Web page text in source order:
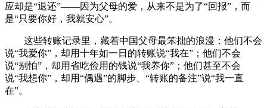
应却是“退还”——因为父母的爱，从来不是为了“回报”，而
是“只要你好，我就安心”。
这些转账记录里，藏着中国父母最笨拙的浪漫：他们不会
说“我爱你”，却用十年如一日的转账说“我在”；他们不会
说“别怕”，却用省吃俭用的钱说“我养你”；他们甚至不会
说“我想你”，却用“偶遇”的脚步、“转账的备注”说“我一直
在”。